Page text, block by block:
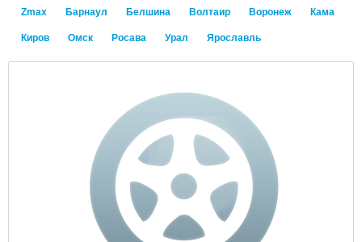
Zmax Барнаул Белшина Волтаир Воронеж Кама
Киров Омск Росава Урал Ярославль